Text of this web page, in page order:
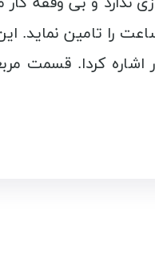
را تامین
اشاره کردا. قسمت